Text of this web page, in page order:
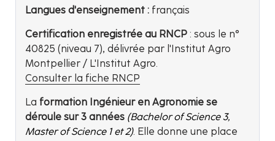
Langues d'enseignement : français
Certification enregistrée au RNCP : sous le n°
40825 (niveau 7), délivrée par l'Institut Agro
Montpellier / L'Institut Agro.
Consulter la fiche RNCP
La formation Ingénieur en Agronomie se
déroule sur 3 années (Bachelor of Science 3,
Master of Science 1 et 2). Elle donne une place